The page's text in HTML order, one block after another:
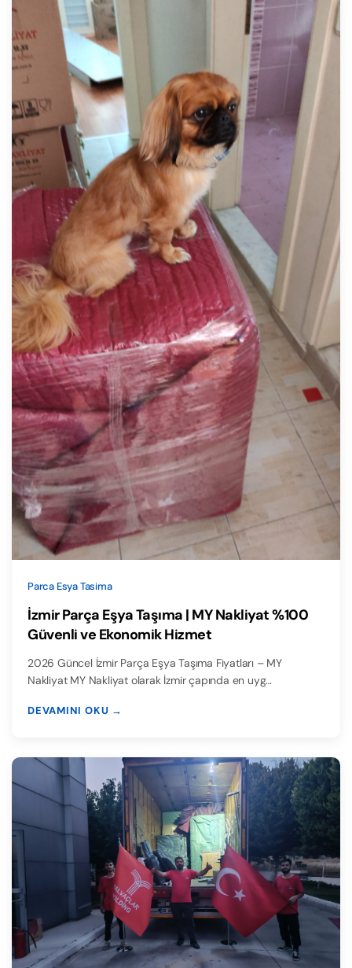
Parca Esya Tasima
İzmir Parça Eşya Taşıma | MY Nakliyat %100
Güvenli ve Ekonomik Hizmet
2026 Güncel İzmir Parça Eşya Taşıma Fiyatları – MY
Nakliyat MY Nakliyat olarak İzmir çapında en uyg…
DEVAMINI OKU →